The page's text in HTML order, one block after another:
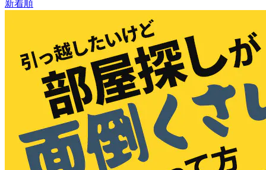
新着順